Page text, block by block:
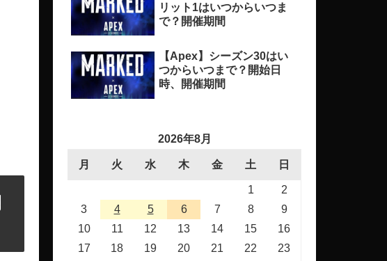
リット1はいつからいつま
で？開催期間
【Apex】シーズン30はい
つからいつまで？開始日
時、開催期間
2026年8月
月 火 水 木 金 土 日
1
2
3
4 5 6 7 8
9
10
11 12 13 14 15
16
17
18 19 20 21 22
23